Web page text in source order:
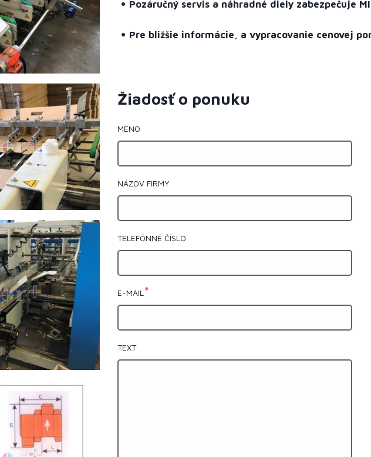
Pozáručný servis a náhradné diely zabezpečuje
Pre bližšie informácie, a vypracovanie cenovej
Žiadosť o ponuku
MENO
NÁZOV FIRMY
TELEFÓNNÉ ČÍSLO
E-MAIL
TEXT